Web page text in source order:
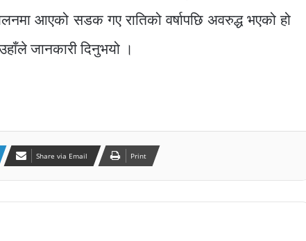
आएको सडक गए रातिको वर्षापछि अवरुद्ध भएको हो
जानकारी दिनुभयो ।
Share via Email Print